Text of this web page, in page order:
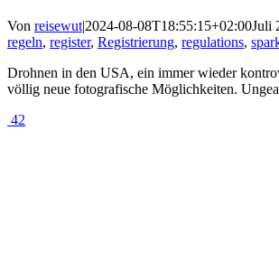
Von reisewut|2024-08-08T18:55:15+02:00Juli
regeln, register, Registrierung, regulations,
Drohnen in den USA, ein immer wieder
völlig neue fotografische Möglichkeiten.
42